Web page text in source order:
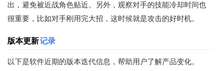
出，避免被近战角色贴近。另外，观察对手的技能冷却时间也
很重要，比如对手刚用完大招，这时候就是攻击的好时机。
版本更新记录
以下是软件近期的版本迭代信息，帮助用户了解产品变化。